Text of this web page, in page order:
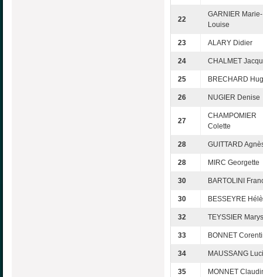
22
GARNIER Marie-
Louise
23 ALARY Didier
24 CHALMET
25 BRECHARD
26 NUGIER Denise
27
CHAMPOMIER
Colette
28 GUITTARD
28 MIRC Georgette
30 BARTOLINI
30 BESSEYRE
32 TEYSSIER
33 BONNET
34 MAUSSANG
35 MONNET